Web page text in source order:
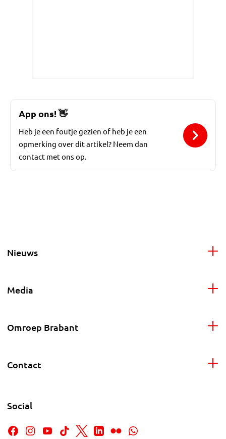
App ons!👋
Heb je een foutje gezien of heb je een
opmerking over dit artikel? Neem dan
contact met ons op.
Nieuws
Media
Omroep Brabant
Contact
Social